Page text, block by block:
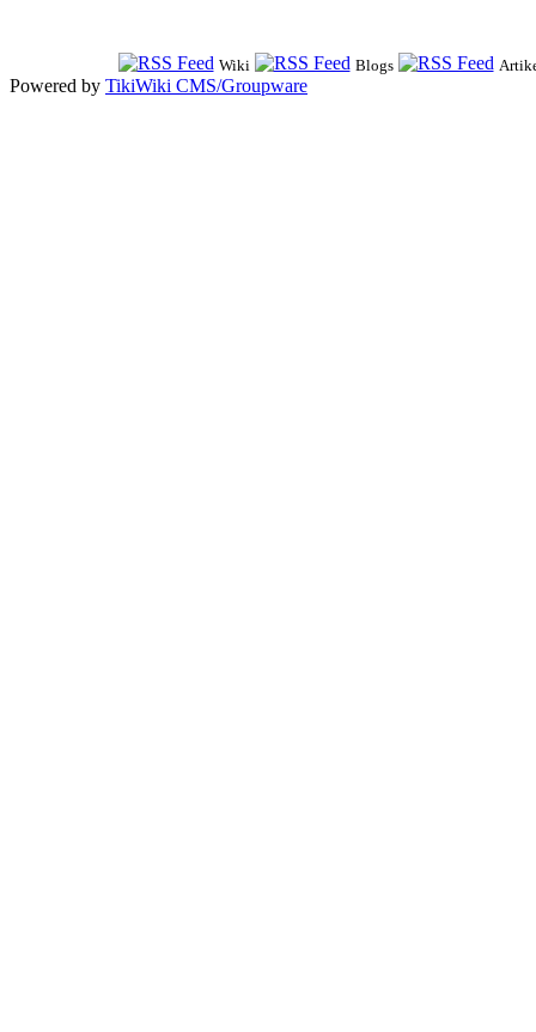
Wiki Blogs
Powered by TikiWiki CMS/Groupware